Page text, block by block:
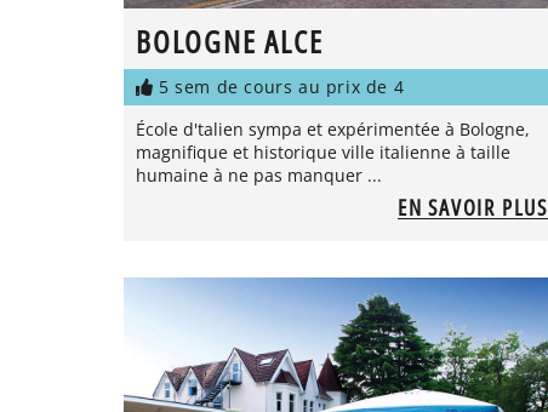
BOLOGNE ALCE
5 sem de cours au prix de 4
École d'talien sympa et expérimentée à Bologne,
magnifique et historique ville italienne à taille
humaine à ne pas manquer ...
EN SAVOIR PLUS